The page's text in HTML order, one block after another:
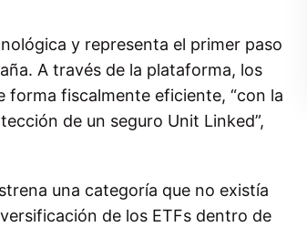
y representa el primer paso
A través de la plataforma, los
forma fiscalmente eficiente, “con la
de un seguro Unit Linked”,
una categoría que no existía
de los ETFs dentro de